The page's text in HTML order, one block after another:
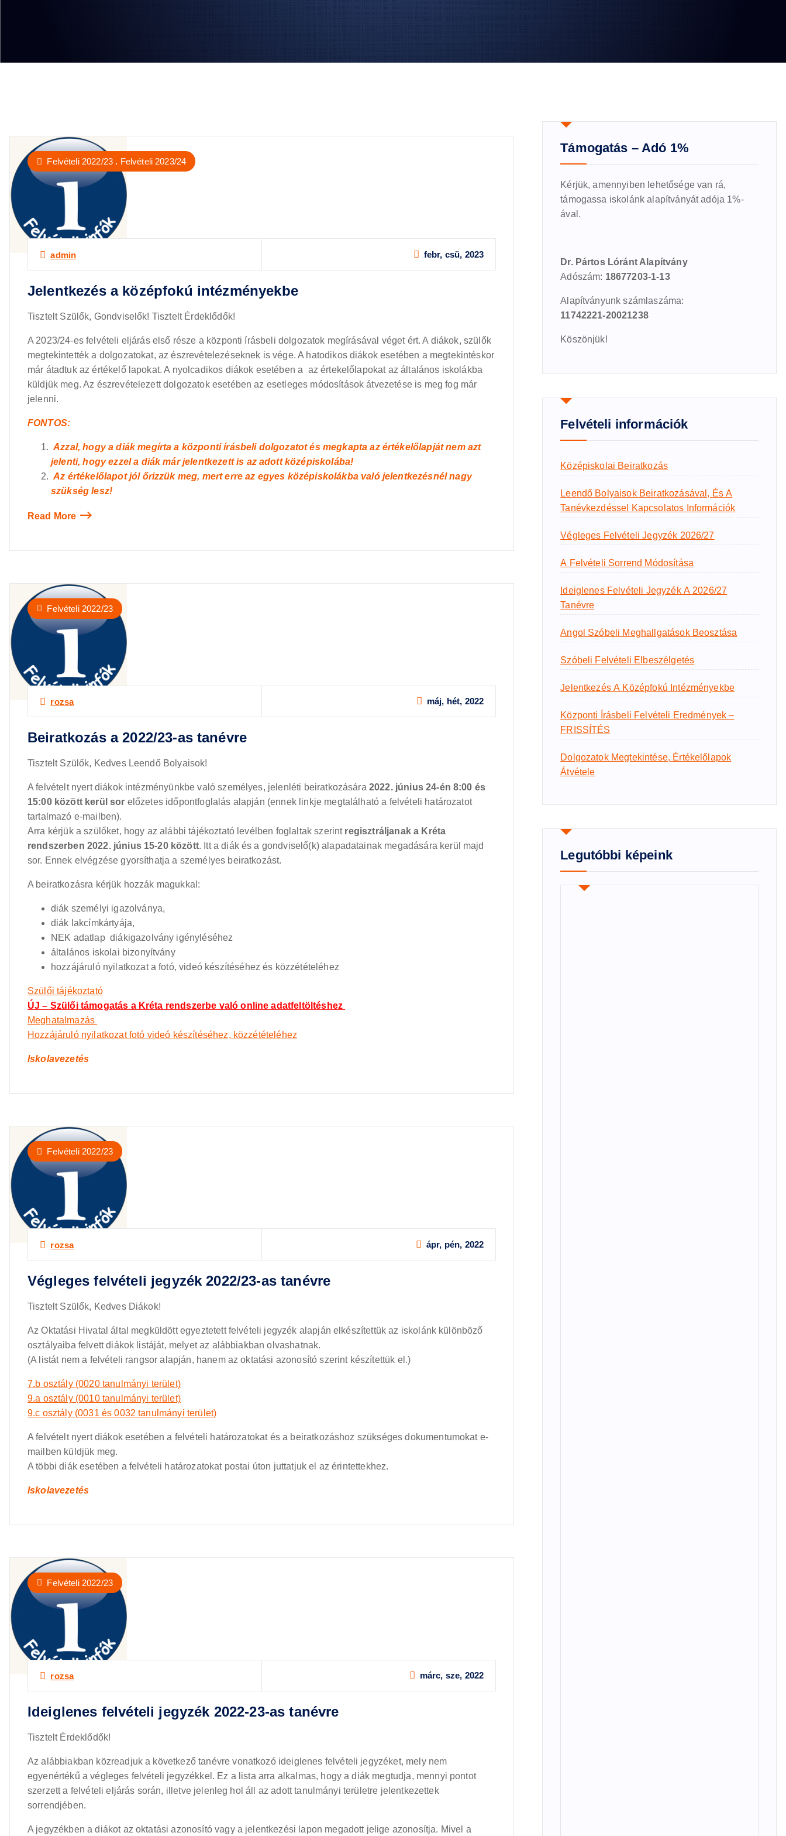
admin febr, csü, 2023
Felvételi 2022/23 , Felvételi 2023/24
Jelentkezés a középfokú intézményekbe
Tisztelt Szülők, Gondviselők! Tisztelt Érdeklődők!
A 2023/24-es felvételi eljárás első része a központi írásbeli dolgozatok megírásával véget ért. A diákok, szülők
megtekintették a dolgozatokat, az észrevételezéseknek is vége. A hatodikos diákok esetében a megtekintéskor
már átadtuk az értékelő lapokat. A nyolcadikos diákok esetében a az értekelőlapokat az általános iskolákba
küldjük meg. Az észrevételezett dolgozatok esetében az esetleges módosítások átvezetése is meg fog már
jelenni.
FONTOS:
Azzal, hogy a diák megírta a központi írásbeli dolgozatot és megkapta az értékelőlapját nem azt
jelenti, hogy ezzel a diák már jelentkezett is az adott középiskolába!
Az értékelőlapot jól őrizzük meg, mert erre az egyes középiskolákba való jelentkezésnél nagy
szükség lesz!
Read More
rozsa máj, hét, 2022
Felvételi 2022/23
Beiratkozás a 2022/23-as tanévre
Tisztelt Szülők, Kedves Leendő Bolyaisok!
A felvételt nyert diákok intézményünkbe való személyes, jelenléti beiratkozására 2022. június 24-én 8:00 és
15:00 között kerül sor előzetes időpontfoglalás alapján (ennek linkje megtalálható a felvételi határozatot
tartalmazó e-mailben).
Arra kérjük a szülőket, hogy az alábbi tájékoztató levélben foglaltak szerint regisztráljanak a Kréta
rendszerben 2022. június 15-20 között. Itt a diák és a gondviselő(k) alapadatainak megadására kerül majd
sor. Ennek elvégzése gyorsíthatja a személyes beiratkozást.
A beiratkozásra kérjük hozzák magukkal:
diák személyi igazolványa,
diák lakcímkártyája,
NEK adatlap diákigazolvány igényléséhez
általános iskolai bizonyítvány
hozzájáruló nyilatkozat a fotó, videó készítéséhez és közzétételéhez
Szülői tájékoztató
ÚJ – Szülői támogatás a Kréta rendszerbe való online adatfeltöltéshez
Meghatalmazás
Hozzájáruló nyilatkozat fotó videó készítéséhez, közzétételéhez
Iskolavezetés
rozsa ápr, pén, 2022
Felvételi 2022/23
Végleges felvételi jegyzék 2022/23-as tanévre
Tisztelt Szülők, Kedves Diákok!
Az Oktatási Hivatal által megküldött egyeztetett felvételi jegyzék alapján elkészítettük az iskolánk különböző
osztályaiba felvett diákok listáját, melyet az alábbiakban olvashatnak.
(A listát nem a felvételi rangsor alapján, hanem az oktatási azonosító szerint készítettük el.)
7.b osztály (0020 tanulmányi terület)
9.a osztály (0010 tanulmányi terület)
9.c osztály (0031 és 0032 tanulmányi terület)
A felvételt nyert diákok esetében a felvételi határozatokat és a beiratkozáshoz szükséges dokumentumokat e-
mailben küldjük meg.
A többi diák esetében a felvételi határozatokat postai úton juttatjuk el az érintettekhez.
Iskolavezetés
rozsa márc, sze, 2022
Felvételi 2022/23
Ideiglenes felvételi jegyzék 2022-23-as tanévre
Tisztelt Érdeklődők!
Az alábbiakban közreadjuk a következő tanévre vonatkozó ideiglenes felvételi jegyzéket, mely nem
egyenértékű a végleges felvételi jegyzékkel. Ez a lista arra alkalmas, hogy a diák megtudja, mennyi pontot
szerzett a felvételi eljárás során, illetve jelenleg hol áll az adott tanulmányi területre jelentkezettek
sorrendjében.
A jegyzékben a diákot az oktatási azonosító vagy a jelentkezési lapon megadott jelige azonosítja. Mivel a
Támogatás – Adó 1%
Kérjük, amennyiben lehetősége van rá,
támogassa iskolánk alapítványát adója 1%-
ával.
Dr. Pártos Lóránt Alapítvány
Adószám: 18677203-1-13
Alapítványunk számlaszáma:
11742221-20021238
Köszönjük!
Felvételi információk
Középiskolai Beiratkozás
Leendő Bolyaisok Beiratkozásával, És A
Tanévkezdéssel Kapcsolatos Információk
Végleges Felvételi Jegyzék 2026/27
A Felvételi Sorrend Módosítása
Ideiglenes Felvételi Jegyzék A 2026/27
Tanévre
Angol Szóbeli Meghallgatások Beosztása
Szóbeli Felvételi Elbeszélgetés
Jelentkezés A Középfokú Intézményekbe
Központi Írásbeli Felvételi Eredmények –
FRISSÍTÉS
Dolgozatok Megtekintése, Értékelőlapok
Átvétele
Legutóbbi képeink